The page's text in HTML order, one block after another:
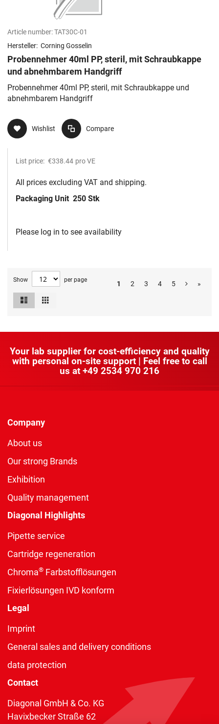
Article number:TAT30C-01
Hersteller: Corning Gosselin
Probennehmer 40ml PP, steril, mit Schraubkappe
und abnehmbarem Handgriff
Probennehmer 40ml PP, steril, mit Schraubkappe und
abnehmbarem Handgriff
Wishlist Compare
List price: €338.44 pro VE
All prices excluding VAT and shipping.
Packaging Unit 250 Stk
Please log in to see availability
Show per page 1 2 3 4 5 »
View
Your lab supplier for cost-efficiency and quality
with personal on-site support | Feel free to call
us at +49 2534 970 216
Company
About us
Our strong Brands
Exhibition
Quality management
Diagonal Highlights
Pipette service
Cartridge regeneration
Chroma® Farbstofflösungen
Fixierlösungen IVD konform
Legal
Imprint
General sales and delivery conditions
data protection
Contact
Diagonal GmbH & Co. KG
Havixbecker Straße 62